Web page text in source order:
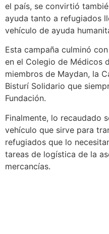
el país, se convirtió
ayuda tanto a refugiados
vehículo de ayuda
Esta campaña culminó
en el Colegio de Médicos
miembros de Maydan, la
Bisturí Solidario que
Fundación.
Finalmente, lo recaudado
vehículo que sirve para
refugiados que lo
tareas de logística de la
mercancías.